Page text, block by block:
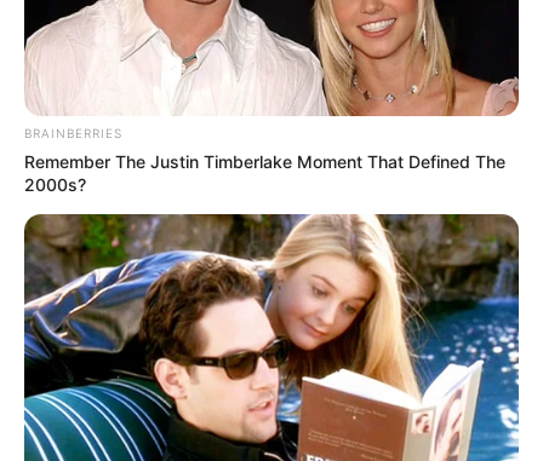
BRAINBERRIES
Remember The Justin Timberlake Moment That Defined The
2000s?